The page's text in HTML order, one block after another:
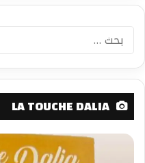
LA TOUCHE DALIA